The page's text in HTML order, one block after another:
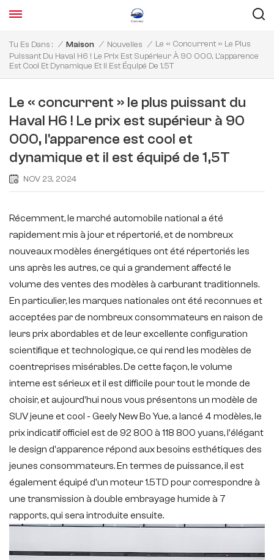
Tu Es Dans : / Maison / Nouvelles / Le « Concurrent » Le Plus
Puissant Du Haval H6 ! Le Prix Est Supérieur À 90 000, L'apparence
Est Cool Et Dynamique Et Il Est Équipé De 1,5T
Le « concurrent » le plus puissant du
Haval H6 ! Le prix est supérieur à 90
000, l'apparence est cool et
dynamique et il est équipé de 1,5T
NOV 23, 2024
Récemment, le marché automobile national a été
rapidement mis à jour et répertorié, et de nombreux
nouveaux modèles énergétiques ont été répertoriés les
uns après les autres, ce qui a grandement affecté le
volume des ventes des modèles à carburant traditionnels.
En particulier, les marques nationales ont été reconnues et
acceptées par de nombreux consommateurs en raison de
leurs prix abordables et de leur excellente configuration
scientifique et technologique, ce qui rend les modèles de
coentreprises misérables. De cette façon, le volume
interne est sérieux et il est difficile pour tout le monde de
choisir, et aujourd'hui nous vous présentons un modèle de
SUV jeune et cool - Geely New Bo Yue, a lancé 4 modèles, le
prix indicatif officiel est de 92 800 à 118 800 yuans, l'élégant
le design d'apparence répond aux besoins esthétiques des
jeunes consommateurs. En termes de puissance, il est
également équipé d'un moteur 1.5TD pour correspondre à
une transmission à double embrayage humide à 7
rapports, qui sera introduite ensuite.